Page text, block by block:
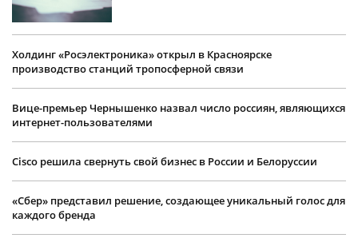
Холдинг «Росэлектроника» открыл в Красноярске
производство станций тропосферной связи
Вице-премьер Чернышенко назвал число россиян, являющихся
интернет-пользователями
Cisco решила свернуть свой бизнес в России и Белоруссии
«Сбер» представил решение, создающее уникальный голос для
каждого бренда